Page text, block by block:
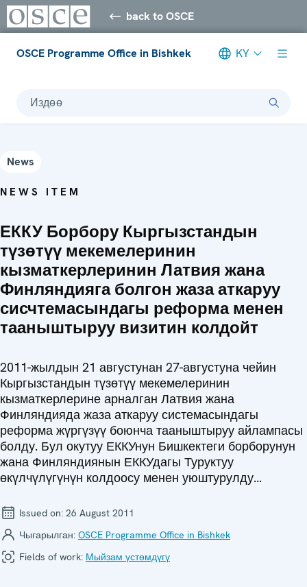
back to OSCE
OSCE Programme Office in Bishkek KY
Издөө
News
NEWS ITEM
ЕККУ Борбору Кыргызстандын
түзөтүү мекемелеринин
кызматкерлеринин Латвия жана
Финляндияга болгон жаза аткаруу
сисчтемасындагы реформа менен
тааныштыруу визитин колдойт
2011-жылдын 21 августунан 27-августуна чейин
Кыргызстандын түзөтүү мекемелеринин
кызматкерлерине арналган Латвия жана
Финляндияда жаза аткаруу системасындагы
реформа жүргүзүү боюнча тааныштыруу айлампасы
болду. Бул окутуу ЕККУнун Бишкектеги борборунун
жана Финляндиянын ЕККУдагы Туруктуу
өкүлчүлүгүнүн колдоосу менен уюштурулду...
Issued on: 26 August 2011
Чыгарылган: OSCE Programme Office in Bishkek
Fields of work: Мыйзам үстөмдүгү